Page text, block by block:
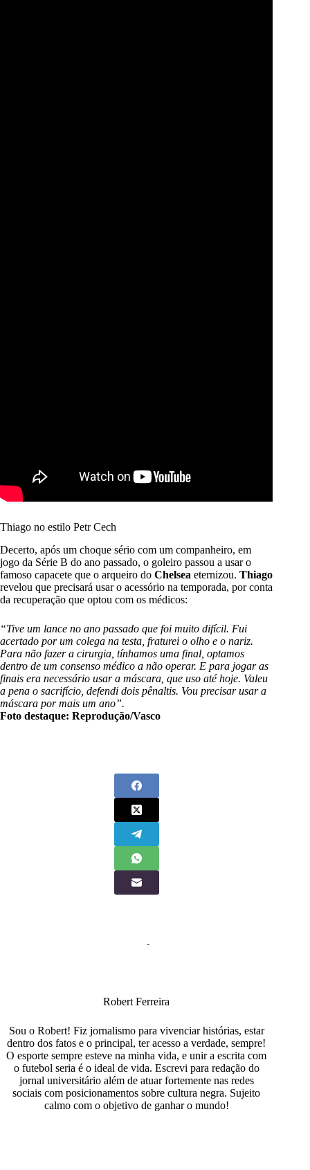
Thiago no estilo Petr Cech
Decerto, após um choque sério com um companheiro, em
jogo da Série B do ano passado, o goleiro passou a usar o
famoso capacete que o arqueiro do Chelsea eternizou. Thiago
revelou que precisará usar o acessório na temporada, por conta
da recuperação que optou com os médicos:
“Tive um lance no ano passado que foi muito difícil. Fui
acertado por um colega na testa, fraturei o olho e o nariz.
Para não fazer a cirurgia, tínhamos uma final, optamos
dentro de um consenso médico a não operar. E para jogar as
finais era necessário usar a máscara, que uso até hoje. Valeu
a pena o sacrifício, defendi dois pênaltis. Vou precisar usar a
máscara por mais um ano”.
Foto destaque: Reprodução/Vasco
Robert Ferreira
Sou o Robert! Fiz jornalismo para vivenciar histórias, estar
dentro dos fatos e o principal, ter acesso a verdade, sempre!
O esporte sempre esteve na minha vida, e unir a escrita com
o futebol seria é o ideal de vida. Escrevi para redação do
jornal universitário além de atuar fortemente nas redes
sociais com posicionamentos sobre cultura negra. Sujeito
calmo com o objetivo de ganhar o mundo!